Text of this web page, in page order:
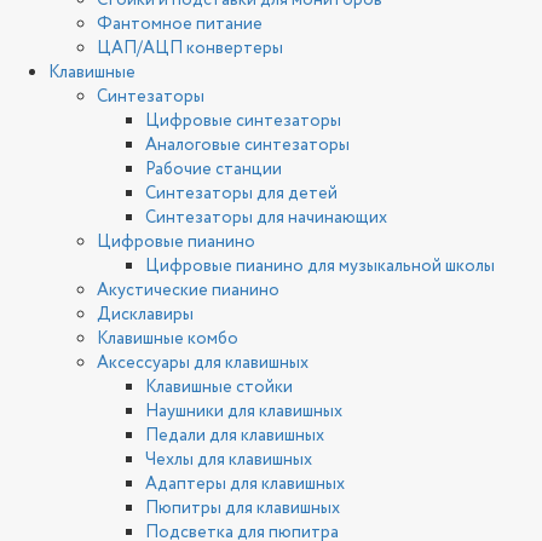
Фантомное питание
ЦАП/АЦП конвертеры
Клавишные
Синтезаторы
Цифровые синтезаторы
Аналоговые синтезаторы
Рабочие станции
Синтезаторы для детей
Синтезаторы для начинающих
Цифровые пианино
Цифровые пианино для музыкальной школы
Акустические пианино
Дисклавиры
Клавишные комбо
Аксессуары для клавишных
Клавишные стойки
Наушники для клавишных
Педали для клавишных
Чехлы для клавишных
Адаптеры для клавишных
Пюпитры для клавишных
Подсветка для пюпитра